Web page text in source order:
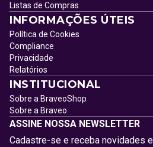
Listas de Compras
INFORMAÇÕES ÚTEIS
Política de Cookies
Compliance
Privacidade
Relatórios
INSTITUCIONAL
Sobre a BraveoShop
Sobre a Braveo
ASSINE NOSSA NEWSLETTER
Cadastre-se e receba novidades